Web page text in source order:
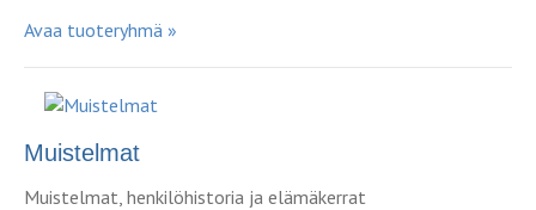
Avaa tuoteryhmä »
Muistelmat
Muistelmat, henkilöhistoria ja elämäkerrat